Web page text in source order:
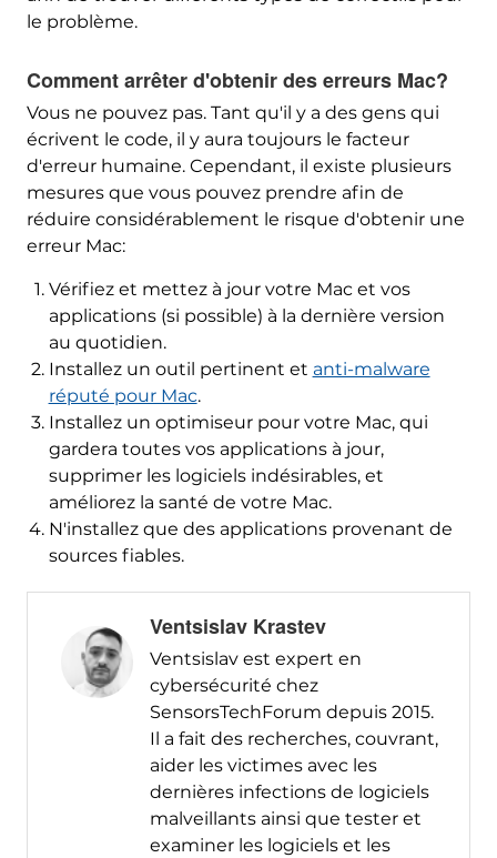
le problème.
Comment arrêter d'obtenir des erreurs Mac?
Vous ne pouvez pas. Tant qu'il y a des gens qui
écrivent le code, il y aura toujours le facteur
d'erreur humaine. Cependant, il existe plusieurs
mesures que vous pouvez prendre afin de
réduire considérablement le risque d'obtenir une
erreur Mac:
Vérifiez et mettez à jour votre Mac et vos
applications (si possible) à la dernière version
au quotidien.
Installez un outil pertinent et anti-malware
réputé pour Mac.
Installez un optimiseur pour votre Mac, qui
gardera toutes vos applications à jour,
supprimer les logiciels indésirables, et
améliorez la santé de votre Mac.
N'installez que des applications provenant de
sources fiables.
Ventsislav Krastev
Ventsislav est expert en
cybersécurité chez
SensorsTechForum depuis 2015.
Il a fait des recherches, couvrant,
aider les victimes avec les
dernières infections de logiciels
malveillants ainsi que tester et
examiner les logiciels et les